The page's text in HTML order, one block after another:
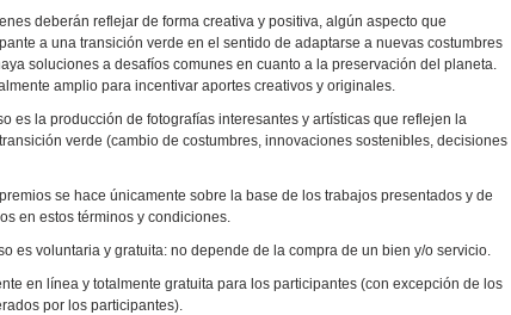
deberán reflejar de forma creativa y positiva, algún aspecto que
a una transición verde en el sentido de adaptarse a nuevas costumbres
soluciones a desafíos comunes en cuanto a la preservación del planeta.
amplio para incentivar aportes creativos y originales.
es la producción de fotografías interesantes y artísticas que reflejen la
verde (cambio de costumbres, innovaciones sostenibles, decisiones
se hace únicamente sobre la base de los trabajos presentados y de
en estos términos y condiciones.
es voluntaria y gratuita: no depende de la compra de un bien y/o servicio.
en línea y totalmente gratuita para los participantes (con excepción de los
por los participantes).